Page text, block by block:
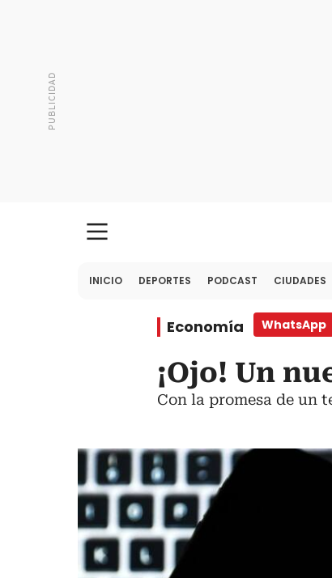
INICIO DEPORTES PODCAST CIUDADES
Economía WhatsApp
¡Ojo! Un
Con la promesa de un